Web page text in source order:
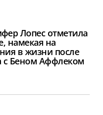
Лопес отметила
намекая на
в жизни после
с Беном Аффлеком